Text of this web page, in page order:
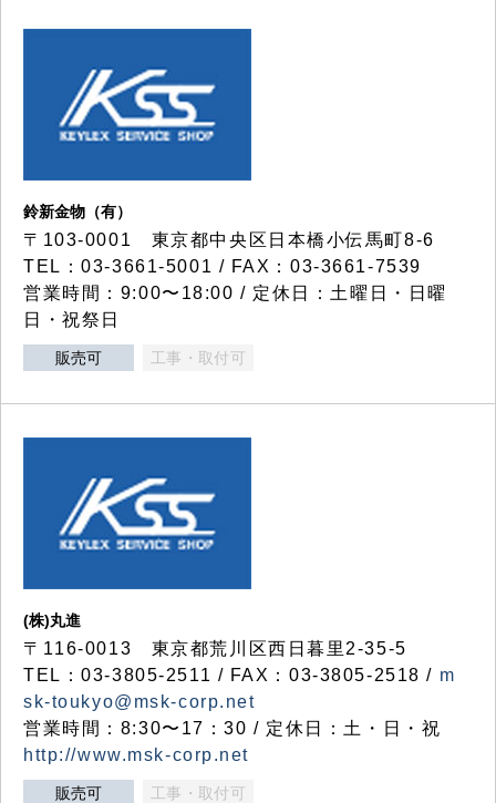
鈴新金物（有）
〒103-0001 東京都中央区日本橋小伝馬町8-6
TEL：03-3661-5001 / FAX：03-3661-7539
営業時間：9:00〜18:00 / 定休日：土曜日・日曜
日・祝祭日
販売可 工事・取付可
(株)丸進
〒116-0013 東京都荒川区西日暮里2-35-5
TEL：03-3805-2511 / FAX：03-3805-2518 / m
sk-toukyo@msk-corp.net
営業時間：8:30〜17：30 / 定休日：土・日・祝
http://www.msk-corp.net
販売可 工事・取付可